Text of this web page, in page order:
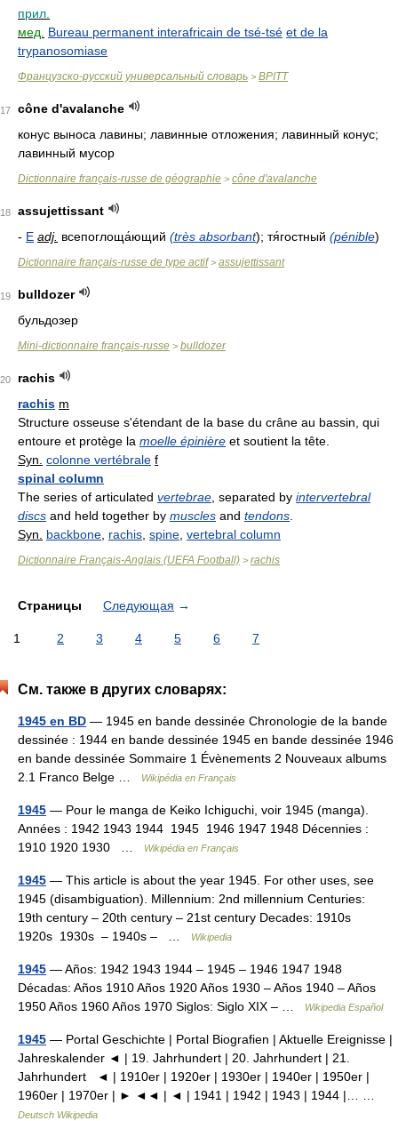
прил.
мед.
Bureau permanent interafricain de tsé-tsé et de la
trypanosomiase
Французско-русский универсальный словарь > BPITT
17
cône d'avalanche
конус выноса лавины; лавинные отложения; лавинный конус;
лавинный мусор
Dictionnaire français-russe de géographie > cône d'avalanche
18
assujettissant
- E adj. всепоглоща́ющий (très absorbant); тя́гостный (pénible)
Dictionnaire français-russe de type actif> assujettissant
19
bulldozer
бульдозер
Mini-dictionnaire français-russe > bulldozer
20
rachis
rachis m
Structure osseuse s'étendant de la base du crâne au bassin, qui
entoure et protège la moelle épinière et soutient la tête.
Syn. colonne vertébrale f
spinal column
The series of articulated vertebrae , separated by intervertebral
discs and held together by muscles and tendons
Syn.
backbone rachis spine vertebral column
Dictionnaire Français-Anglais (UEFA Football) > rachis
Страницы Следующая →
1 2 3 4 5 6 7
См. также в других словарях:
1945 en BD — 1945 en bande dessinée Chronologie de la bande
dessinée : 1944 en bande dessinée 1945 en bande dessinée 1946
en bande dessinée Sommaire 1 Évènements 2 Nouveaux albums
2.1 Franco Belge …
Wikipédia en Français
1945 — Pour le manga de Keiko Ichiguchi, voir 1945 (manga).
Années : 1942 1943 1944 1945 1946 1947 1948 Décennies :
1910 1920 1930 …
Wikipédia en Français
1945 — This article is about the year 1945. For other uses, see
1945 (disambiguation). Millennium: 2nd millennium Centuries:
19th century – 20th century – 21st century Decades: 1910s
1920s 1930s – 1940s – …
Wikipedia
1945 — Años: 1942 1943 1944 – 1945 – 1946 1947 1948
Décadas: Años 1910 Años 1920 Años 1930 – Años 1940 – Años
1950 Años 1960 Años 1970 Siglos: Siglo XIX – …
Wikipedia Español
1945 — Portal Geschichte | Portal Biografien | Aktuelle Ereignisse |
Jahreskalender ◄ | 19. Jahrhundert | 20. Jahrhundert | 21.
Jahrhundert ◄ | 1910er | 1920er | 1930er | 1940er | 1950er |
1960er | 1970er | ► ◄◄ | ◄ | 1941 | 1942 | 1943 | 1944 |… …
Deutsch Wikipedia